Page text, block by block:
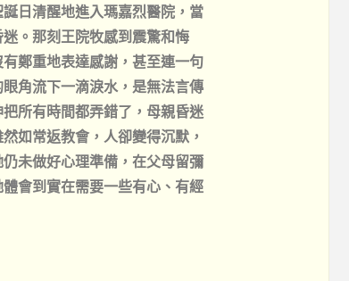
日清醒地進入瑪嘉烈醫院，當
。那刻王院牧感到震驚和悔
鄭重地表達感謝，甚至連一句
角流下一滴淚水，是無法言傳
所有時間都弄錯了，母親昏迷
如常返教會，人卻變得沉默，
未做好心理準備，在父母留彌
會到實在需要一些有心、有經